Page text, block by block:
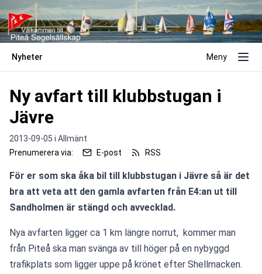
Nyheter Meny
Ny avfart till klubbstugan i
Jävre
2013-09-05 i Allmänt
Prenumerera via:
E-post RSS
För er som ska åka bil till klubbstugan i Jävre så är det
bra att veta att den gamla avfarten från E4:an ut till
Sandholmen är stängd och avvecklad.
Nya avfarten ligger ca 1 km längre norrut,  kommer man
från Piteå ska man svänga av till höger på en nybyggd
trafikplats som ligger uppe på krönet efter Shellmacken.